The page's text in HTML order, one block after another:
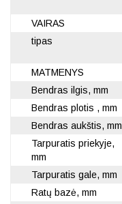
VAIRAS
tipas
MATMENYS
Bendras ilgis, mm
Bendras plotis , mm
Bendras aukštis, mm
Tarpuratis priekyje,
mm
Tarpuratis gale, mm
Ratų bazė, mm